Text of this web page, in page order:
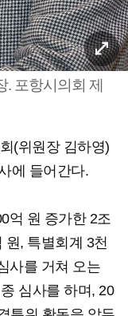
포항시의회 제
(위원장 김하영)
에 들어간다.
억 원 증가한 2조
원, 특별회계 3천
사를 거쳐 오는
심사를 하며, 20